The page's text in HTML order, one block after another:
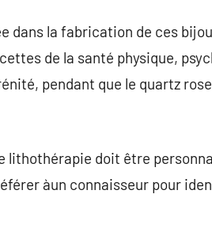
dans la fabrication de ces
de la santé physique,
pendant que le quartz
lithothérapie doit être
àun connaisseur pour